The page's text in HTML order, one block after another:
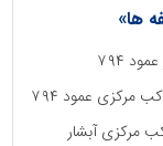
ها»
۷۹۴
عمود ۷۹۴
مرکزی آبشار